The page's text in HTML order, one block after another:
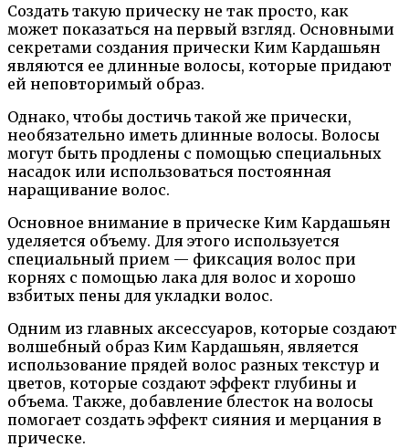
Создать такую прическу не так просто, как
может показаться на первый взгляд. Основными
секретами создания прически Ким Кардашьян
являются ее длинные волосы, которые придают
ей неповторимый образ.
Однако, чтобы достичь такой же прически,
необязательно иметь длинные волосы. Волосы
могут быть продлены с помощью специальных
насадок или использоваться постоянная
наращивание волос.
Основное внимание в прическе Ким Кардашьян
уделяется объему. Для этого используется
специальный прием — фиксация волос при
корнях с помощью лака для волос и хорошо
взбитых пены для укладки волос.
Одним из главных аксессуаров, которые создают
волшебный образ Ким Кардашьян, является
использование прядей волос разных текстур и
цветов, которые создают эффект глубины и
объема. Также, добавление блесток на волосы
помогает создать эффект сияния и мерцания в
прическе.